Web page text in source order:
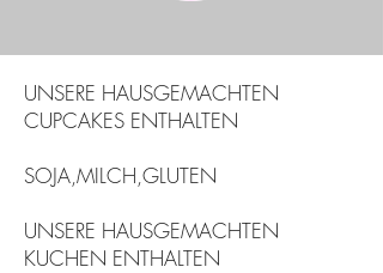
UNSERE HAUSGEMACHTEN
CUPCAKES ENTHALTEN
SOJA,MILCH,GLUTEN
UNSERE HAUSGEMACHTEN
KUCHEN ENTHALTEN